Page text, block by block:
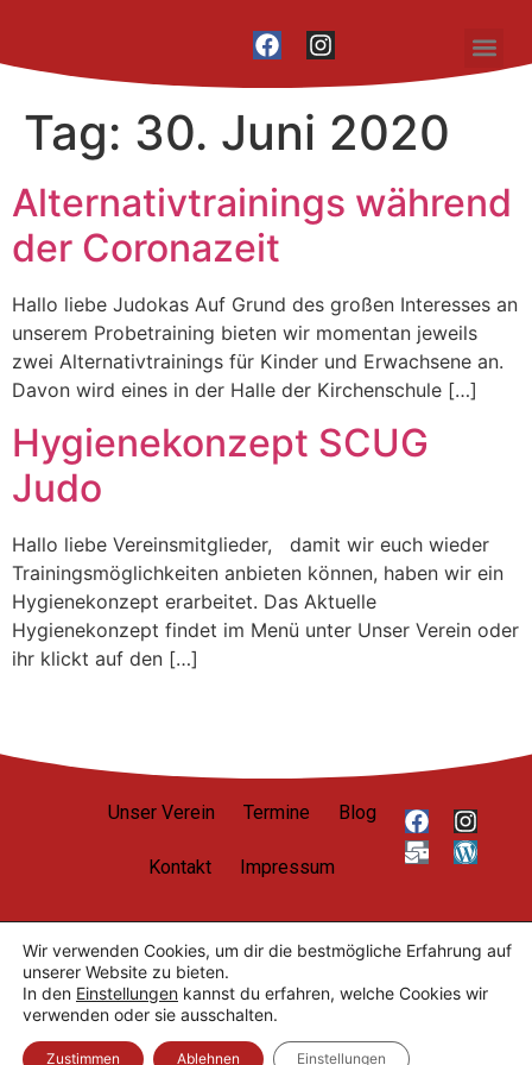
Tag: 30. Juni 2020
Alternativtrainings während
der Coronazeit
Hallo liebe Judokas Auf Grund des großen Interesses an
unserem Probetraining bieten wir momentan jeweils
zwei Alternativtrainings für Kinder und Erwachsene an.
Davon wird eines in der Halle der Kirchenschule […]
Hygienekonzept SCUG
Judo
Hallo liebe Vereinsmitglieder, damit wir euch wieder
Trainingsmöglichkeiten anbieten können, haben wir ein
Hygienekonzept erarbeitet. Das Aktuelle
Hygienekonzept findet im Menü unter Unser Verein oder
ihr klickt auf den […]
Unser Verein Termine Blog
Kontakt Impressum
Datenschutzerklärung
Nutzungsbedingungen
Cookie-Einstellungen
Wir verwenden Cookies, um dir die bestmögliche Erfahrung auf
unserer Website zu bieten.
In den Einstellungen kannst du erfahren, welche Cookies wir
verwenden oder sie ausschalten.
Zustimmen Ablehnen Einstellungen